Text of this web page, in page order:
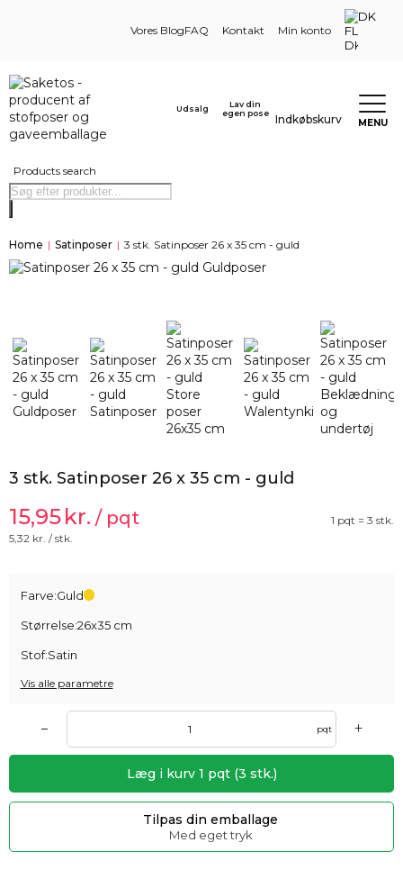
Vores BlogFAQ Kontakt Min konto
DK
Products search
Udsalg
Lav din
egen pose
Indkøbskurv MENU
Home | Satinposer | 3 stk. Satinposer 26 x 35 cm - guld
3 stk. Satinposer 26 x 35 cm - guld
15,95kr. / pqt
1 pqt = 3 stk.
5,32 kr. / stk.
Farve:Guld
Størrelse:26x35 cm
Stof:Satin
Vis alle parametre
– pqt +
Læg i kurv 1 pqt (3 stk.)
Tilpas din emballage
Med eget tryk